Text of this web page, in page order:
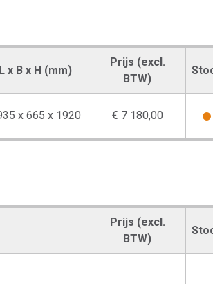
L x B x H (mm)
Prijs (excl.
BTW)
x 665 x 1920 € 7 180,00
Prijs (excl.
BTW)